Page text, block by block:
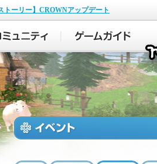
トーリー】CROWNアップデート